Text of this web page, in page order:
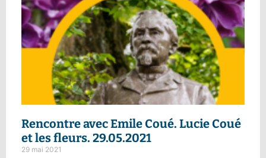
Rencontre avec Emile Coué.Lucie Coué
et les fleurs. 29.05.2021
29 mai 2021